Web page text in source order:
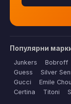
Популярни
Junkers Bobroff
Guess
Silver
Gucci
Emile
Certina
Titoni